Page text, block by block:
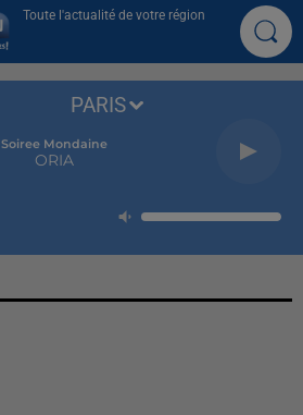
Toute l'actualité de votre région
Soiree Mondaine
ORIA
PARIS